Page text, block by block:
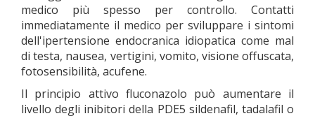
medico più spesso per controllo. Contatti
immediatamente il medico per sviluppare i sintomi
dell'ipertensione endocranica idiopatica come mal
di testa, nausea, vertigini, vomito, visione offuscata,
fotosensibilità, acufene.
Il principio attivo fluconazolo può aumentare il
livello degli inibitori della PDE5 sildenafil, tadalafil o